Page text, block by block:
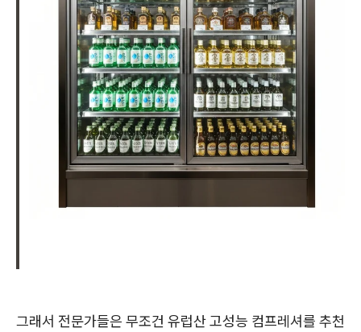
그래서 전문가들은 무조건 유럽산 고성능 컴프레셔를 추천